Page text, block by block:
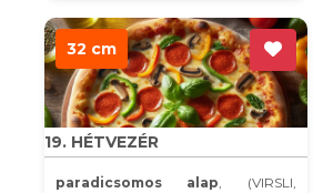
32 cm
19. HÉTVEZÉR
paradicsomos alap, (VIRSLI,